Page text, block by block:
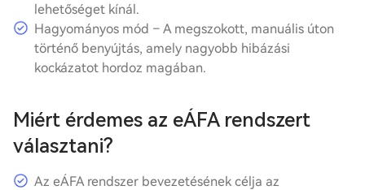
lehetőséget kínál.
Hagyományos mód – A megszokott, manuális úton
történő benyújtás, amely nagyobb hibázási
kockázatot hordoz magában.
Miért érdemes az eÁFA rendszert
választani?
Az eÁFA rendszer bevezetésének célja az